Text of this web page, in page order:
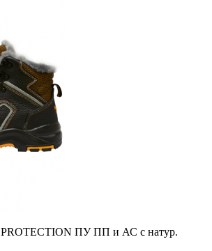
PROTECTION ПУ ПП и АС с натур.